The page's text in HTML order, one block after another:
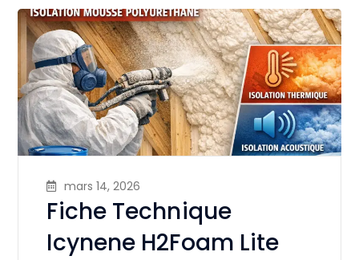
mars 14, 2026
Fiche Technique
Icynene H2Foam Lite